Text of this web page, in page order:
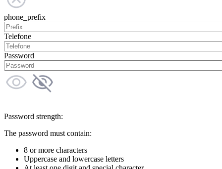
phone_prefix
Telefone
Password
Password strength:
The password must contain:
8 or more characters
Uppercase and lowercase letters